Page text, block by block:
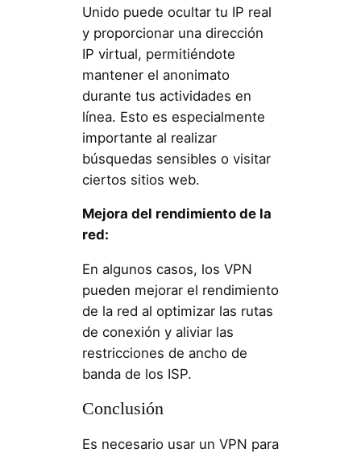
Unido puede ocultar tu IP real
y proporcionar una dirección
IP virtual, permitiéndote
mantener el anonimato
durante tus actividades en
línea. Esto es especialmente
importante al realizar
búsquedas sensibles o visitar
ciertos sitios web.
Mejora del rendimiento de la
red:
En algunos casos, los VPN
pueden mejorar el rendimiento
de la red al optimizar las rutas
de conexión y aliviar las
restricciones de ancho de
banda de los ISP.
Conclusión
Es necesario usar un VPN para